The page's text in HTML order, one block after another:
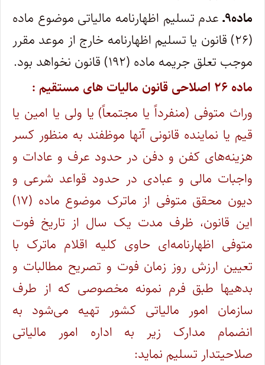
ماده۹ـ عدم تسلیم اظهارنامه مالیاتی موضوع ماده
(۲۶) قانون یا تسلیم اظهارنامه خارج از موعد مقرر
موجب تعلق جریمه ماده (۱۹۲) قانون نخواهد بود.
ماده ۲۶ اصلاحی قانون مالیات های مستقیم :
وراث متوفی (منفرداً یا مجتمعاً) یا ولی یا امین یا
قیم یا نماینده قانونی آنها موظفند به منظور کسر
هزینه‌های کفن و دفن در حدود عرف و عادات و
واجبات مالی و عبادی در حدود قواعد شرعی و
دیون محقق متوفی از ماترک موضوع ماده (۱۷)
این قانون، ظرف مدت یک سال از تاریخ فوت
متوفی اظهارنامه‌ای حاوی کلیه اقلام ماترک با
تعیین ارزش روز زمان فوت و تصریح مطالبات و
بدهیها طبق فرم نمونه مخصوصی که از طرف
سازمان امور مالیاتی کشور تهیه می‌شود به
انضمام مدارک زیر به اداره امور مالیاتی
صلاحیتدار تسلیم نماید: